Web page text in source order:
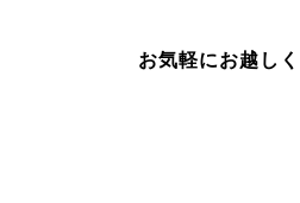
お気軽にお越しく